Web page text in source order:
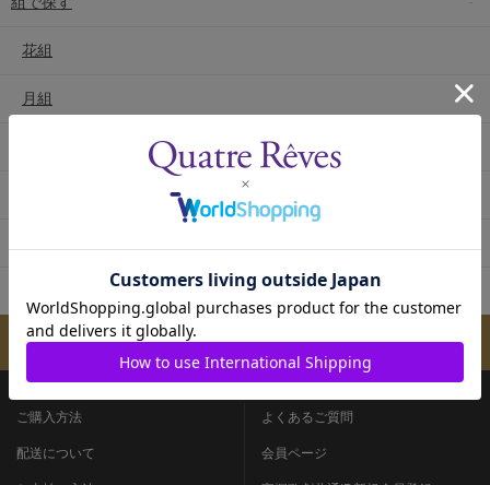
花組
月組
メールマガジンのご案内
ご購入方法
配送について
よくあるご質問
会員ページ